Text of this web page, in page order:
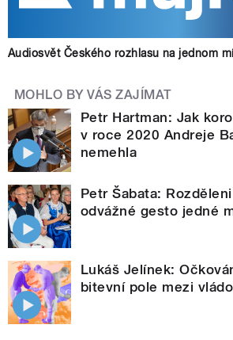
Audiosvět Českého rozhlasu na jednom
MOHLO BY VÁS ZAJÍMAT
Petr Hartman: Jak
v roce 2020 Andreje
nemehla
Petr Šabata:
odvážné gesto jedné
Lukáš Jelínek:
bitevní pole mezi